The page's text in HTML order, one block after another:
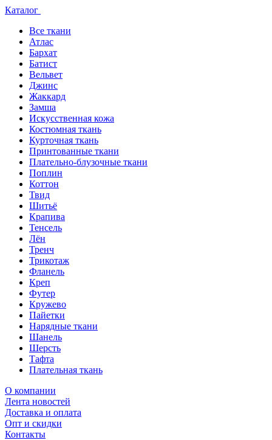
Каталог
Все ткани
Атлас
Бархат
Батист
Вельвет
Джинс
Жаккард
Замша
Искусственная кожа
Костюмная ткань
Курточная ткань
Принтованные ткани
Плательно-блузочные ткани
Поплин
Коттон
Твид
Шитьё
Крапива
Тенсель
Лён
Тренч
Трикотаж
Фланель
Креп
Футер
Кружево
Пайетки
Нарядные ткани
Шанель
Шерсть
Тафта
Плательная ткань
О компании
Лента новостей
Доставка и оплата
Опт и скидки
Контакты